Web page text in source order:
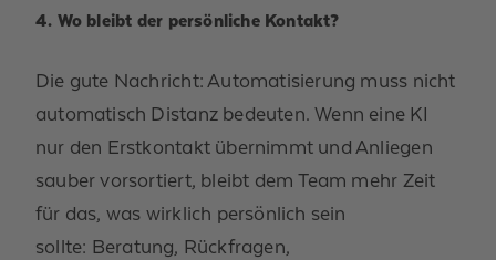
4. Wo bleibt der persönliche Kontakt?
Die gute Nachricht: Automatisierung muss nicht
automatisch Distanz bedeuten. Wenn eine KI
nur den Erstkontakt übernimmt und Anliegen
sauber vorsortiert, bleibt dem Team mehr Zeit
für das, was wirklich persönlich sein
sollte: Beratung, Rückfragen,